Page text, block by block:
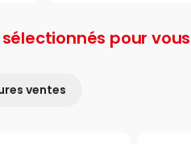
sélectionnés pour vous
ventes